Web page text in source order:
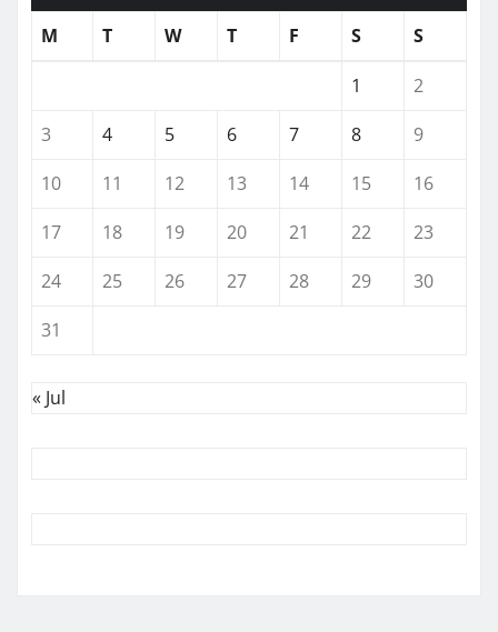
M
T W T F S S
1
2
3
4 5 6 7 8
9
10
11 12 13 14 15
16
17
18 19 20 21 22
23
24
25 26 27 28 29
30
31
« Jul